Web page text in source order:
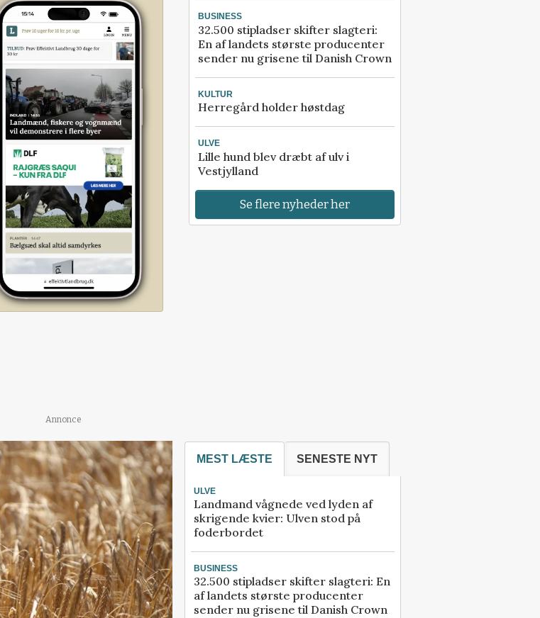
BUSINESS
32.500 stipladser skifter slagteri:
En af landets største producenter
sender nu grisene til Danish Crown
KULTUR
Herregård holder høstdag
ULVE
Lille hund blev dræbt af ulv i
Vestjylland
Se flere nyheder her
Annonce
MEST LÆSTE SENESTE NYT
ULVE
Landmand vågnede ved lyden af
skrigende kvier: Ulven stod på
foderbordet
BUSINESS
32.500 stipladser skifter slagteri: En
af landets største producenter
sender nu grisene til Danish Crown